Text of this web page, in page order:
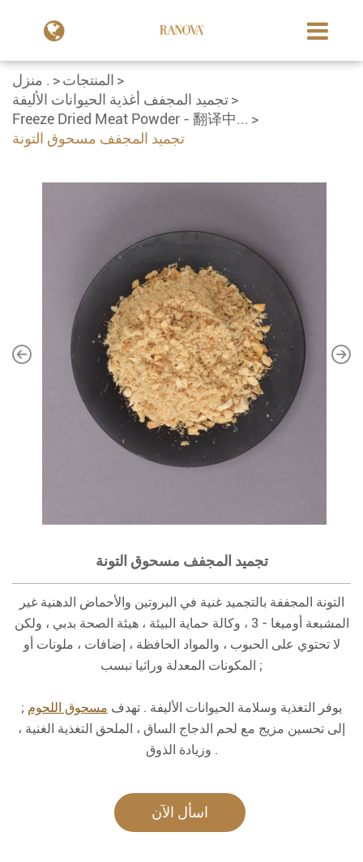
منزل .
المنتجات
تجميد المجفف أغذية الحيوانات الأليفة
Freeze Dried Meat Powder - 翻译中...
تجميد المجفف مسحوق التونة
تجميد المجفف مسحوق التونة
التونة المجففة بالتجميد غنية في البروتين والأحماض الدهنية غير
المشبعة أوميغا - 3 ، وكالة حماية البيئة ، هيئة الصحة بدبي ، ولكن
لا تحتوي على الحبوب ، والمواد الحافظة ، إضافات ، ملونات أو
المكونات المعدلة وراثيا نبسب ;
; مسحوق اللحوم
إلى تحسين مزيج مع لحم الدجاج الساق ، الملحق التغذية الغنية ،
وزيادة الذوق .
اسأل الآن